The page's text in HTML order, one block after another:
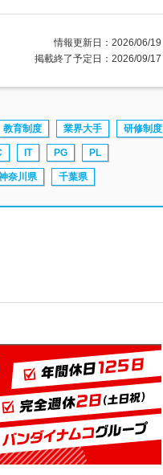
情報更新日：2026/06/19
掲載終了予定日：2026/09/17
教育制度 業界大手 研修制度
IT PG PL
奈川県 千葉県